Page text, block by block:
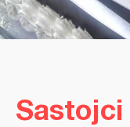
Sastojci